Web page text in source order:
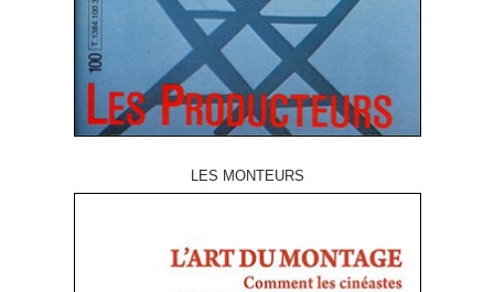
LES MONTEURS